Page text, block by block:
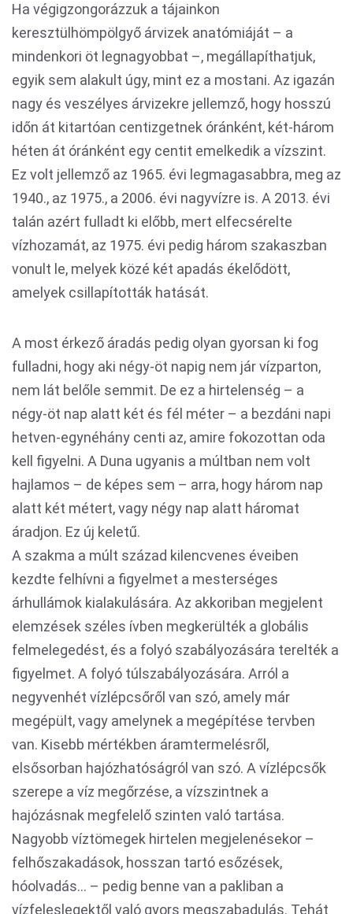
Ha végigzongorázzuk a tájainkon
keresztülhömpölgyő árvizek anatómiáját – a
mindenkori öt legnagyobbat –, megállapíthatjuk,
egyik sem alakult úgy, mint ez a mostani. Az igazán
nagy és veszélyes árvizekre jellemző, hogy hosszú
időn át kitartóan centizgetnek óránként, két-három
héten át óránként egy centit emelkedik a vízszint.
Ez volt jellemző az 1965. évi legmagasabbra, meg az
1940., az 1975., a 2006. évi nagyvízre is. A 2013. évi
talán azért fulladt ki előbb, mert elfecsérelte
vízhozamát, az 1975. évi pedig három szakaszban
vonult le, melyek közé két apadás ékelődött,
amelyek csillapították hatását.
A most érkező áradás pedig olyan gyorsan ki fog
fulladni, hogy aki négy-öt napig nem jár vízparton,
nem lát belőle semmit. De ez a hirtelenség – a
négy-öt nap alatt két és fél méter – a bezdáni napi
hetven-egynéhány centi az, amire fokozottan oda
kell figyelni. A Duna ugyanis a múltban nem volt
hajlamos – de képes sem – arra, hogy három nap
alatt két métert, vagy négy nap alatt háromat
áradjon. Ez új keletű.
A szakma a múlt század kilencvenes éveiben
kezdte felhívni a figyelmet a mesterséges
árhullámok kialakulására. Az akkoriban megjelent
elemzések széles ívben megkerülték a globális
felmelegedést, és a folyó szabályozására terelték a
figyelmet. A folyó túlszabályozására. Arról a
negyvenhét vízlépcsőről van szó, amely már
megépült, vagy amelynek a megépítése tervben
van. Kisebb mértékben áramtermelésről,
elsősorban hajózhatóságról van szó. A vízlépcsők
szerepe a víz megőrzése, a vízszintnek a
hajózásnak megfelelő szinten való tartása.
Nagyobb víztömegek hirtelen megjelenésekor –
felhőszakadások, hosszan tartó esőzések,
hóolvadás... – pedig benne van a pakliban a
vízfeleslegektől való gyors megszabadulás. Tehát